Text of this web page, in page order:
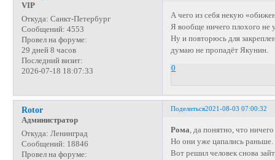
VIP
Откуда: Санкт-Петербург
Сообщений: 4553
Провел на форуме:
29 дней 8 часов
Последний визит:
2026-07-18 18:07:33
А чего из себя некую
Я вообще ничего плохого не
Ну и повторюсь для
думаю не пропадёт Якунин.
0
Поделиться2021-08-03 07:00:32
Rotor
Администратор
Откуда: Ленинград
Сообщений: 18846
Провел на форуме:
Рома, да понятно, что
Но они уже цапались раньше.
Вот решил человек снова